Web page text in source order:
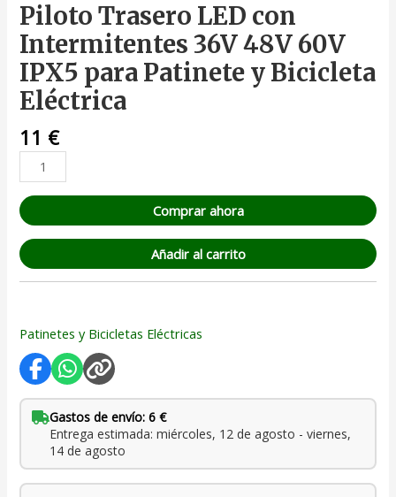
Piloto Trasero LED con
Intermitentes 36V 48V 60V
IPX5 para Patinete y Bicicleta
Eléctrica
11 €
Comprar ahora
Añadir al carrito
Patinetes y Bicicletas Eléctricas
Gastos de envío: 6 €
Entrega estimada: miércoles, 12 de agosto - viernes,
14 de agosto